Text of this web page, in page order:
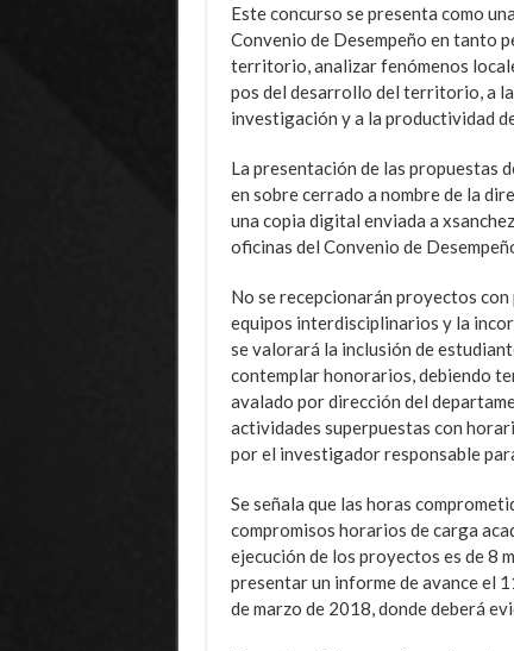
Este concurso se presenta como
Convenio de Desempeño en tanto
territorio, analizar fenómenos
pos del desarrollo del territorio, a
investigación y a la productividad
La presentación de las propuestas
en sobre cerrado a nombre de la
una copia digital enviada a
oficinas del Convenio de
No se recepcionarán proyectos
equipos interdisciplinarios y la
se valorará la inclusión de
contemplar honorarios, debiendo
avalado por dirección del
actividades superpuestas con
por el investigador responsable
Se señala que las horas
compromisos horarios de carga
ejecución de los proyectos es de 8
presentar un informe de avance el
de marzo de 2018, donde deberá